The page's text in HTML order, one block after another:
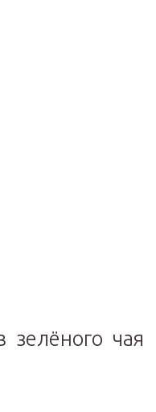
зелёного чая